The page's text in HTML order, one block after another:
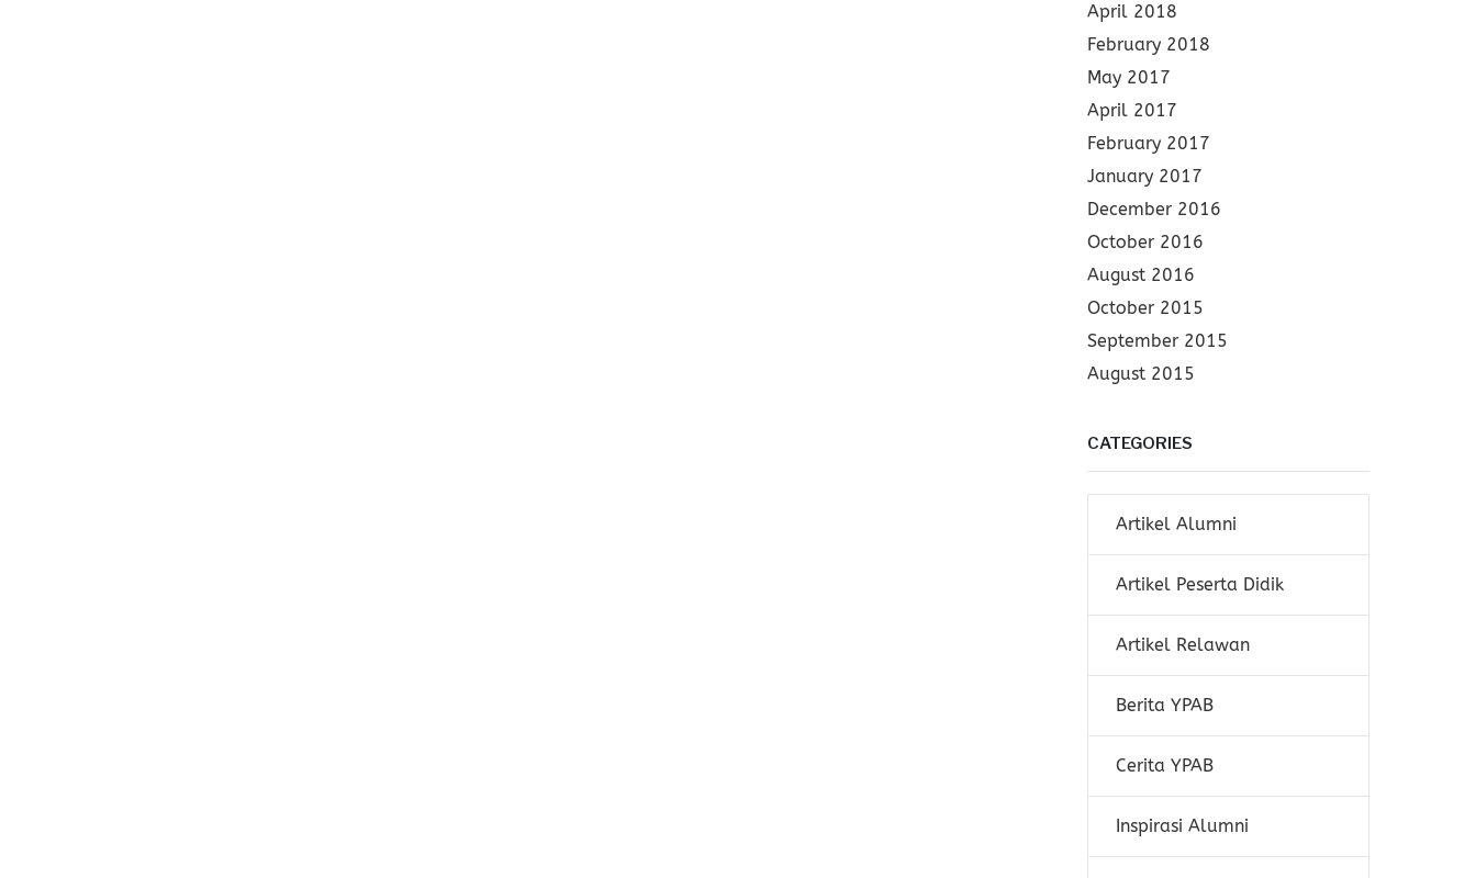
April 2018
February 2018
May 2017
April 2017
February 2017
January 2017
December 2016
October 2016
August 2016
October 2015
September 2015
August 2015
CATEGORIES
Artikel Alumni
Artikel Peserta Didik
Artikel Relawan
Berita YPAB
Cerita YPAB
Inspirasi Alumni